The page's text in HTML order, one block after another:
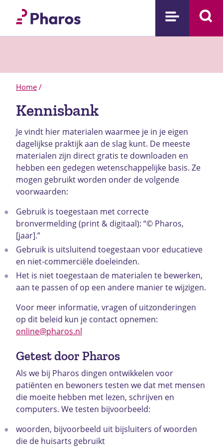
Home /
Kennisbank
Je vindt hier materialen waarmee je in je eigen
dagelijkse praktijk aan de slag kunt. De meeste
materialen zijn direct gratis te downloaden en
hebben een gedegen wetenschappelijke basis. Ze
mogen gebruikt worden onder de volgende
voorwaarden:
Gebruik is toegestaan met correcte
bronvermelding (print & digitaal): “© Pharos,
[jaar].”
Gebruik is uitsluitend toegestaan voor educatieve
en niet-commerciële doeleinden.
Het is niet toegestaan de materialen te bewerken,
aan te passen of op een andere manier te wijzigen.
Voor meer informatie, vragen of uitzonderingen
op dit beleid kun je contact opnemen:
online@pharos.nl
Getest door Pharos
Als we bij Pharos dingen ontwikkelen voor
patiënten en bewoners testen we dat met mensen
die moeite hebben met lezen, schrijven en
computers. We testen bijvoorbeeld:
woorden, bijvoorbeeld uit bijsluiters of woorden
die de huisarts gebruikt